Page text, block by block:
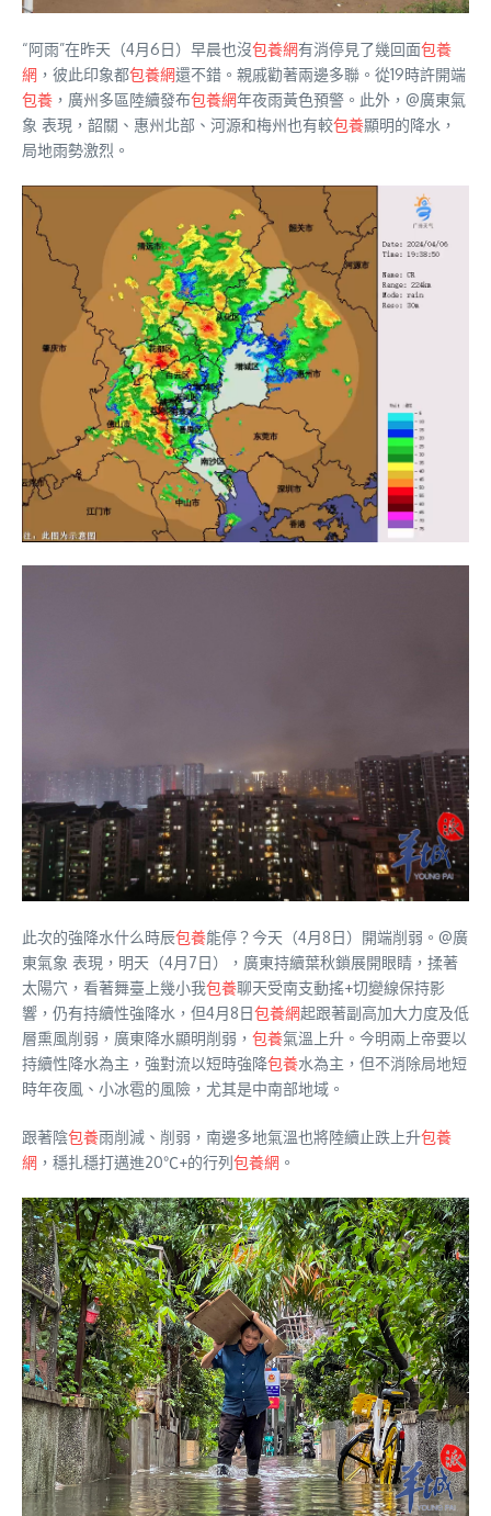
“阿雨”在昨天（4月6日）早晨也沒包養網有消停見了幾回面包養
網 ，彼此印象都包養網還不錯。親戚勸著兩邊多聯。從19時許開端
包養 ，廣州多區陸續發布包養網年夜雨黃色預警。此外，@廣東氣
象 表現，韶關、惠州北部、河源和梅州也有較包養顯明的降水，
局地雨勢激烈。
此次的強降水什么時辰包養能停？今天（4月8日）開端削弱。@廣
東氣象 表現，明天（4月7日），廣東持續葉秋鎖展開眼睛，揉著
太陽穴，看著舞臺上幾小我包養聊天受南支動搖+切變線保持影
響，仍有持續性強降水，但4月8日包養網起跟著副高加大力度及低
層熏風削弱，廣東降水顯明削弱， 包養氣溫上升。今明兩上帝要以
持續性降水為主，強對流以短時強降包養水為主，但不消除局地短
時年夜風、小冰雹的風險，尤其是中南部地域。
跟著陰包養雨削減、削弱，南邊多地氣溫也將陸續止跌上升包養
網 ，穩扎穩打邁進20℃+的行列包養網 。